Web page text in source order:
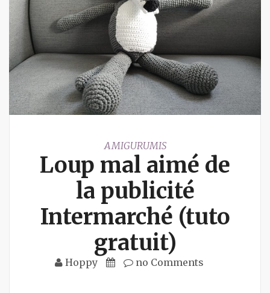
AMIGURUMIS
Loup mal aimé de
la publicité
Intermarché (tuto
gratuit)
Hoppy no Comments